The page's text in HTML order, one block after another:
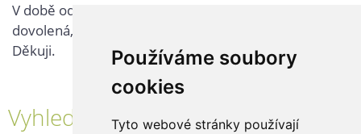
Používáme soubory
cookies
Tyto webové stránky používají
V době od 25. 7. - 2. 8. 2026 probíhá v naší firmě
dovolená, kontaktujte nás až po jejím ukončení.
Děkuji.
Vyhledávání